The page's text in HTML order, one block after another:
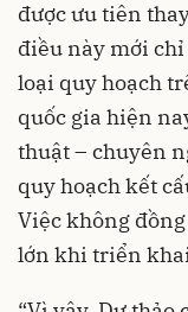
được ưu tiên
điều này mới
loại quy hoạch
quốc gia hiện
thuật – chuyên
quy hoạch kết
Việc không
lớn khi triển